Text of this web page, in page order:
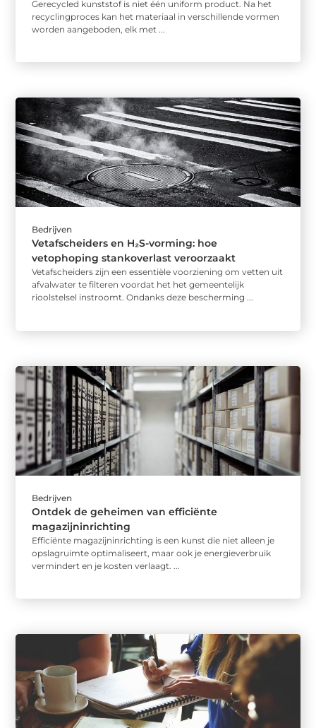
Gerecycled kunststof is niet één uniform product. Na het
recyclingproces kan het materiaal in verschillende vormen
worden aangeboden, elk met ...
Bedrijven
Vetafscheiders en H₂S-vorming: hoe
vetophoping stankoverlast veroorzaakt
Vetafscheiders zijn een essentiële voorziening om vetten uit
afvalwater te filteren voordat het het gemeentelijk
rioolstelsel instroomt. Ondanks deze bescherming ...
Bedrijven
Ontdek de geheimen van efficiënte
magazijninrichting
Efficiënte magazijninrichting is een kunst die niet alleen je
opslagruimte optimaliseert, maar ook je energieverbruik
vermindert en je kosten verlaagt. ...